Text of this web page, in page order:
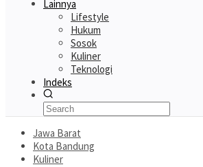
Lainnya
Lifestyle
Hukum
Sosok
Kuliner
Teknologi
Indeks
Jawa Barat
Kota Bandung
Kuliner